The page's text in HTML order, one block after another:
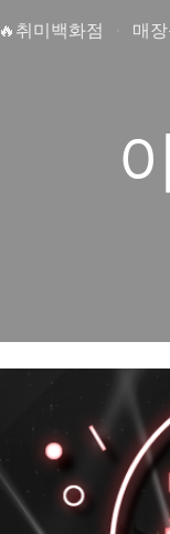
Skip to main content
🔥취미백화점 매